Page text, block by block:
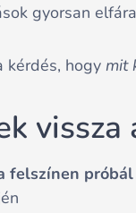
gyorsan
kérdés, hogy mit
vissza
felszínen